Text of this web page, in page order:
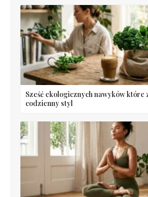
Sześć ekologicznych nawyków które
codzienny styl